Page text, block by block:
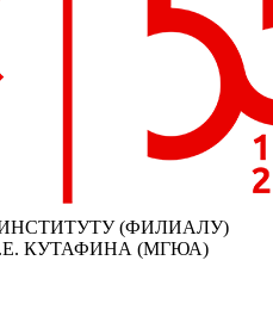
(ФИЛИАЛУ)
КУТАФИНА (МГЮА)